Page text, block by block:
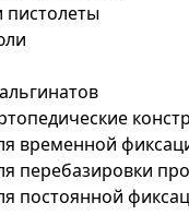
пистолеты
временной
перебазировки
постоянной